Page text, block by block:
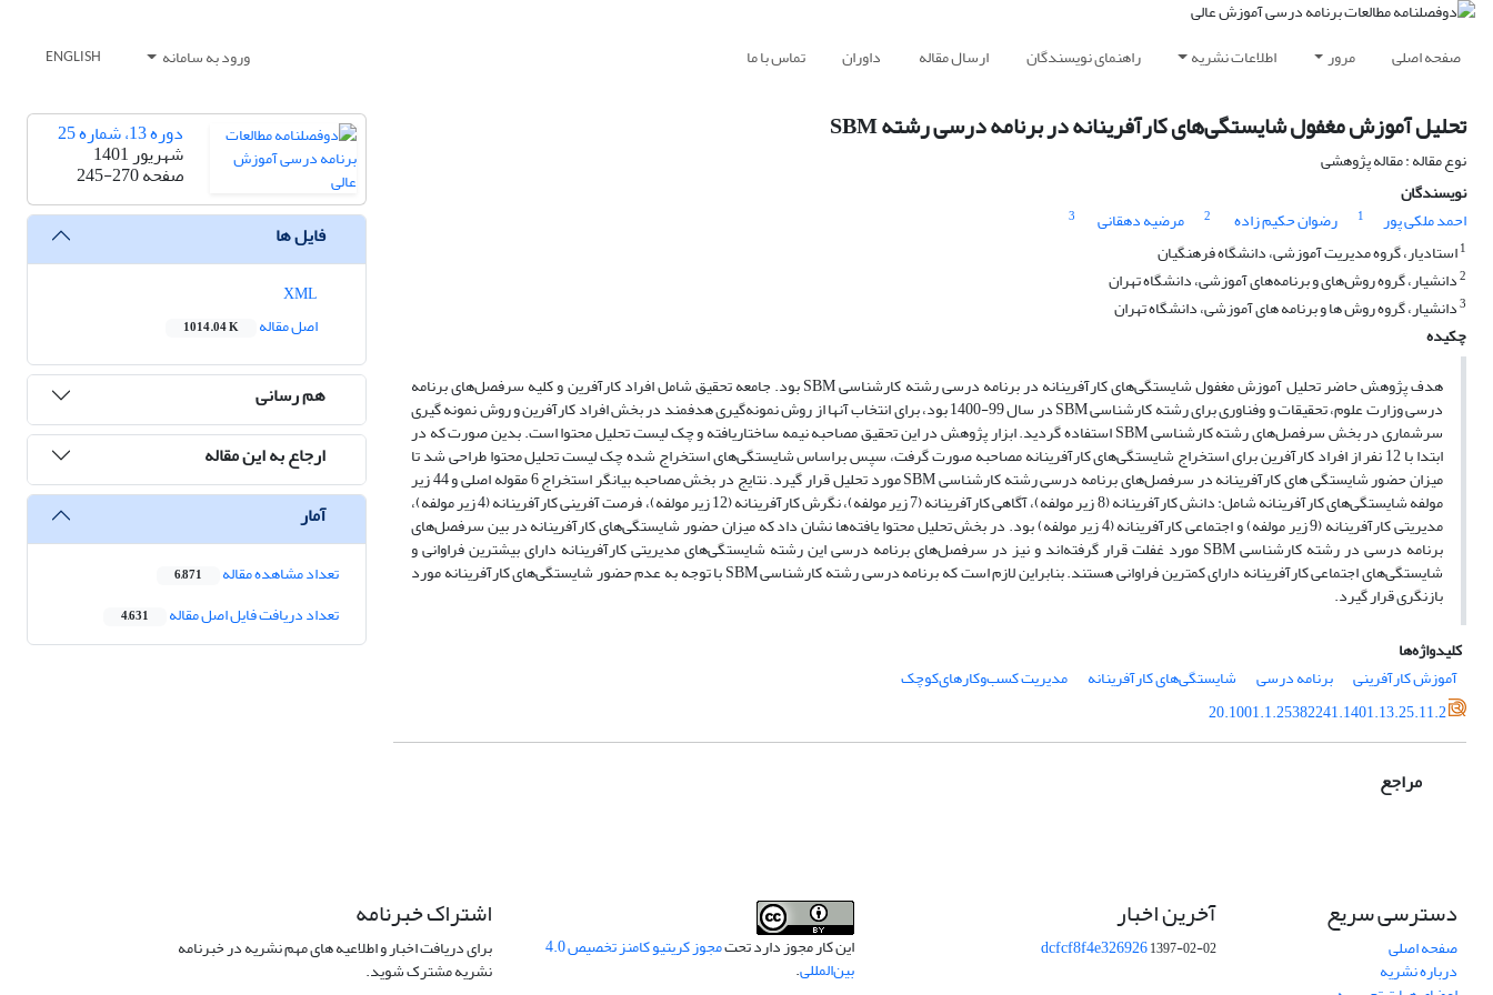
صفحه اصلی مرور اطلاعات نشریه راهنمای نویسندگان ارسال مقاله داوران تماس با ما ورود به سامانه ENGLISH
تحلیل آموزش مغفول شایستگی‌های کارآفرینانه در برنامه درسی رشته SBM
نوع مقاله : مقاله پژوهشی
نویسندگان
احمد ملکی پور
1 رضوان حکیم زاده 2 مرضیه دهقانی
3
1استادیار، گروه مدیریت آموزشی، دانشگاه فرهنگیان
2دانشیار، گروه روش‌های و برنامه‌های آموزشی، دانشگاه تهران
3دانشیار، گروه روش ها و برنامه های آموزشی، دانشگاه تهران
چکیده
هدف پژوهش حاضر تحلیل آموزش مغفول شایستگی‌های کارآفرینانه در برنامه درسی رشته کارشناسی SBM بود. جامعه تحقیق شامل افراد کارآفرین و کلیه سرفصل‌های برنامه
درسی وزارت علوم، تحقیقات و وفناوری برای رشته‌ کارشناسی SBM در سال 99-1400 بود، برای انتخاب آنها از روش نمونه‌گیری هدفمند در بخش افراد کارآفرین و روش نمونه گیری
سرشماری در بخش سرفصل‌های رشته‌ کارشناسی SBM استفاده گردید. ابزار پژوهش در این تحقیق مصاحبه نیمه ساختاریافته و چک لیست تحلیل محتوا است. بدین صورت که در
ابتدا با 12 نفر از افراد کارآفرین برای استخراج شایستگی‌های کارآفرینانه مصاحبه صورت گرفت، سپس براساس شایستگی‌های استخراج شده چک لیست تحلیل محتوا طراحی شد تا
میزان حضور شایستگی های کارآفرینانه در سرفصل‌های برنامه درسی رشته کارشناسی SBM مورد تحلیل قرار گیرد. نتایج در بخش مصاحبه بیانگر استخراج 6 مقوله اصلی و 44 زیر
مولفه شایستگی‌های کارآفرینانه شامل: دانش کارآفرینانه (8 زیر مولفه)، آگاهی کارآفرینانه (7 زیر مولفه)، نگرش کارآفرینانه (12 زیر مولفه)، فرصت آفرینی کارآفرینانه (4 زیر مولفه)،
مدیریتی کارآفرینانه (9 زیر مولفه) و اجتماعی کارآفرینانه (4 زیر مولفه) بود. در بخش تحلیل محتوا یافته‌ها نشان داد که میزان حضور شایستگی‌های کارآفرینانه در بین سرفصل‌های
برنامه درسی در رشته‌ کارشناسی SBM مورد غفلت قرار گرفته‌اند و نیز در سرفصل‌های برنامه درسی این رشته‌ شایستگی‌های مدیریتی کارآفرینانه دارای بیشترین فراوانی و
شایستگی‌های اجتماعی کارآفرینانه دارای کمترین فراوانی هستند. بنابراین لازم است که برنامه درسی رشته کارشناسی SBM با توجه به عدم حضور شایستگی‌های کارآفرینانه مورد
بازنگری قرار گیرد.
کلیدواژه‌ها
آموزش کارآفرینی
برنامه درسی شایستگی‌های کارآفرینانه
مدیریت کسب‌وکارهای‌کوچک
20.1001.1.25382241.1401.13.25.11.2
مراجع
دوره 13، شماره 25
شهریور 1401
صفحه245-270
فایل ها
اصل مقاله
1014.04 K
هم رسانی
ارجاع به این مقاله
آمار
تعداد مشاهده مقاله 6,871
تعداد دریافت فایل اصل مقاله 4,631
دسترسی سریع
صفحه اصلی
درباره نشریه
آخرین اخبار
dcfcf8f4e3269261397-02-02 این کار مجوز دارد تحت مجوز کریتیو کامنز تخصیص 4.0
بین‌المللی.
اشتراک خبرنامه
برای دریافت اخبار و اطلاعیه های مهم نشریه در خبرنامه
نشریه مشترک شوید.